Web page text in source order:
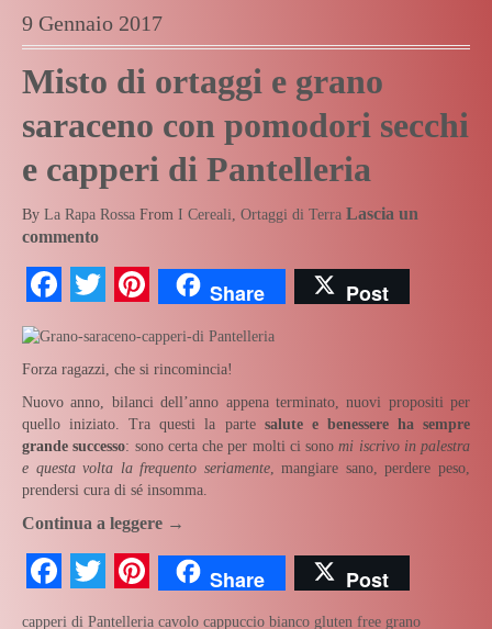
9 Gennaio 2017
Misto di ortaggi e grano
saraceno con pomodori secchi
e capperi di Pantelleria
By La Rapa Rossa From I Cereali Ortaggi di Terra Lascia un
commento
Facebook
TwitterPinterest
Share Post
Forza ragazzi, che si rincomincia!
Nuovo anno, bilanci dell’anno appena terminato, nuovi propositi per
quello iniziato. Tra questi la parte salute e benessere ha sempre
grande successo: sono certa che per molti ci sonomi iscrivo in palestra
e questa volta la frequento seriamente, mangiare sano, perdere peso,
prendersi cura di sé insomma.
Continua a leggere →
Facebook
TwitterPinterest
Share Post
capperi di Pantelleria cavolo cappuccio bianco gluten free grano